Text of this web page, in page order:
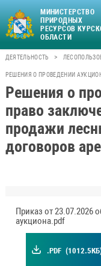
МИНИСТЕРСТВО
ПРИРОДНЫХ
РЕСУРСОВ
ОБЛАСТИ
ДЕЯТЕЛЬНОСТЬ >
РЕШЕНИЯ О ПРОВЕДЕНИИ
Решения о
право
продажи
договоров
Приказ от 23.07.2026
аукциона.pdf
.PDF